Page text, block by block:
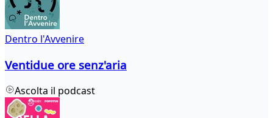
Dentro l'Avvenire
Ventidue ore senz'aria
Ascolta il podcast